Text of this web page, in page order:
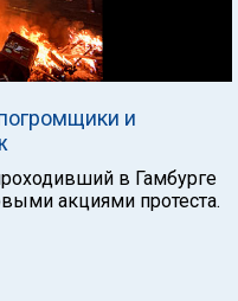
и
в Гамбурге
акциями протеста.